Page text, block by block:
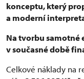
konceptu, který
a moderní
Na tvorbu samotné
v současné době
Celkové náklady na